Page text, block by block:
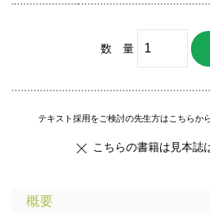
数 量
テキスト採用をご検討の先生方はこちらか
こちらの書籍は見本誌
概要